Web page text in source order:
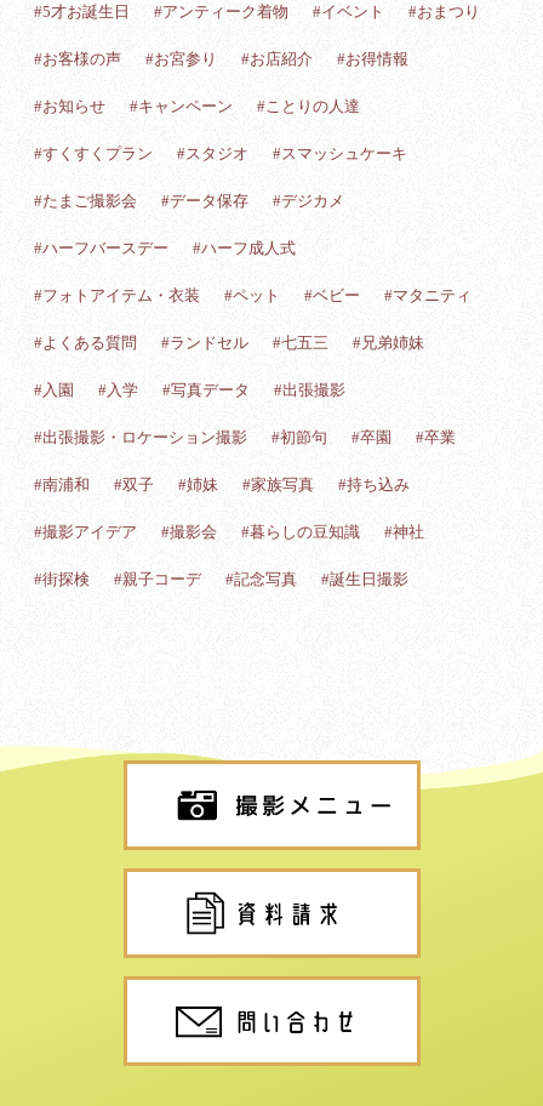
#5才お誕生日 #アンティーク着物 #イベント #おまつり
#お客様の声 #お宮参り #お店紹介 #お得情報
#お知らせ #キャンペーン #ことりの人達
#すくすくプラン #スタジオ #スマッシュケーキ
#たまご撮影会 #データ保存 #デジカメ
#ハーフバースデー #ハーフ成人式
#フォトアイテム・衣装 #ペット #ベビー #マタニティ
#よくある質問 #ランドセル #七五三 #兄弟姉妹
#入園 #入学 #写真データ #出張撮影
#出張撮影・ロケーション撮影 #初節句 #卒園 #卒業
#南浦和 #双子 #姉妹 #家族写真 #持ち込み
#撮影アイデア #撮影会 #暮らしの豆知識 #神社
#街探検 #親子コーデ #記念写真 #誕生日撮影